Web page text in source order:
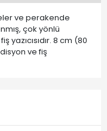
ve perakende
çok yönlü
8 cm (80
ve fiş